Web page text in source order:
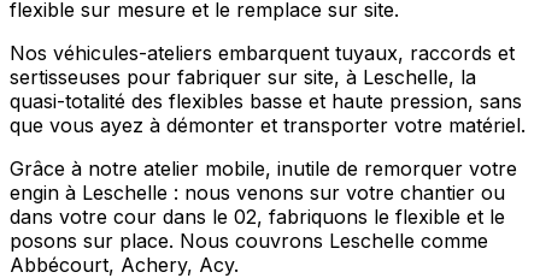
flexible sur mesure et le remplace sur site.
Nos véhicules-ateliers embarquent tuyaux, raccords et
sertisseuses pour fabriquer sur site, à Leschelle, la
quasi-totalité des flexibles basse et haute pression, sans
que vous ayez à démonter et transporter votre matériel.
Grâce à notre atelier mobile, inutile de remorquer votre
engin à Leschelle : nous venons sur votre chantier ou
dans votre cour dans le 02, fabriquons le flexible et le
posons sur place. Nous couvrons Leschelle comme
Abbécourt, Achery, Acy.